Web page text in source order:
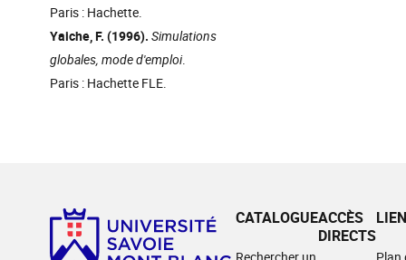
Paris : Hachette.
Yaiche, F. (1996). Simulations
globales, mode d'emploi.
Paris : Hachette FLE.
CATALOGUEACCÈS
DIRECTS